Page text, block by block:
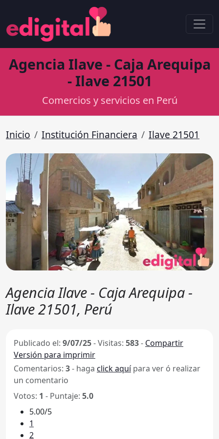
Agencia Ilave - Caja Arequipa
- Ilave 21501
Comercios y servicios en Perú
Inicio Institución Financiera Ilave 21501
Agencia Ilave - Caja Arequipa -
Ilave 21501, Perú
Publicado el: 9/07/25-Visitas: 583- Compartir
Versión para imprimir
Comentarios: 3- haga click aquípara ver ó realizar
un comentario
Votos: 1 - Puntaje: 5.0
5.00/5
1
2